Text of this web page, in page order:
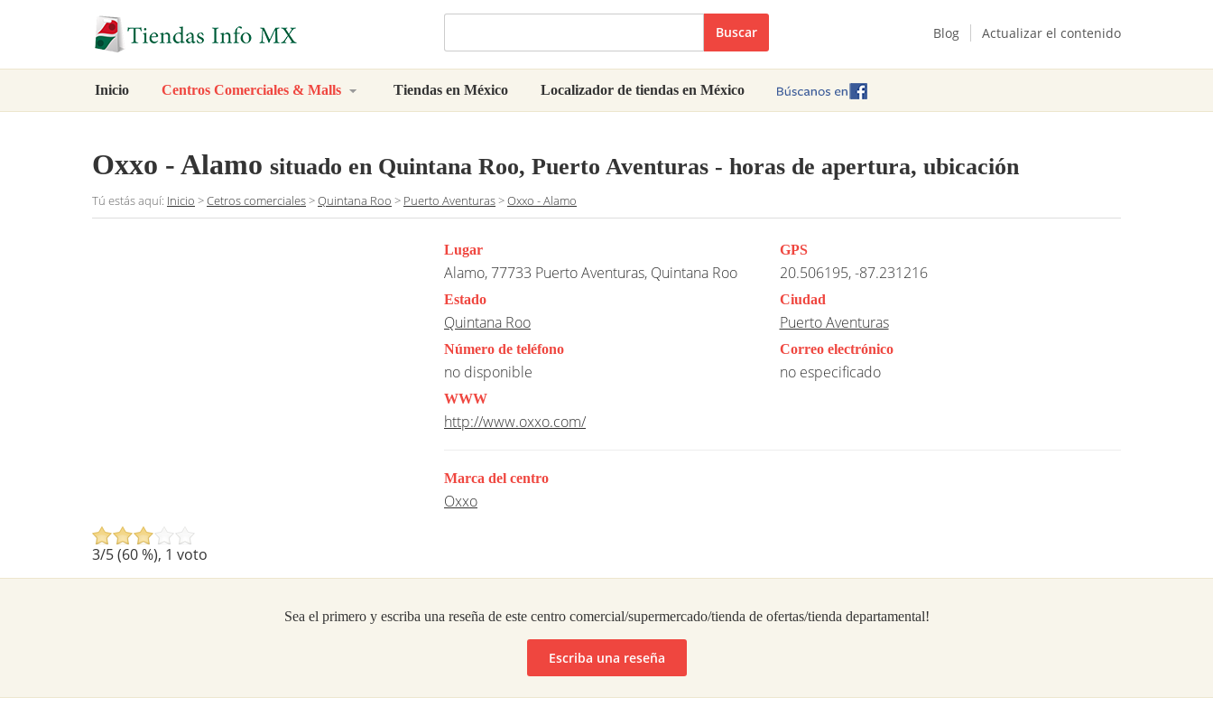
Buscar Blog Actualizar el contenido
Inicio Centros Comerciales & Malls Tiendas en México Localizador de tiendas en México
Oxxo - Alamo situado en Quintana Roo, Puerto Aventuras - horas de apertura, ubicación
Tú estás aquí: Inicio >Cetros comerciales>Quintana Roo > Puerto Aventuras>Oxxo - Alamo
3/5 (60%), 1 voto
Lugar
Alamo, 77733 Puerto Aventuras, Quintana Roo
GPS
20.506195, -87.231216
Estado
Quintana Roo
Ciudad
Puerto Aventuras
Número de teléfono
no disponible
Correo electrónico
no especificado
WWW
http://www.oxxo.com/
Marca del centro
Oxxo
Sea el primero y escriba una reseña de este centro comercial/supermercado/tienda de ofertas/tienda departamental!
Escriba una reseña